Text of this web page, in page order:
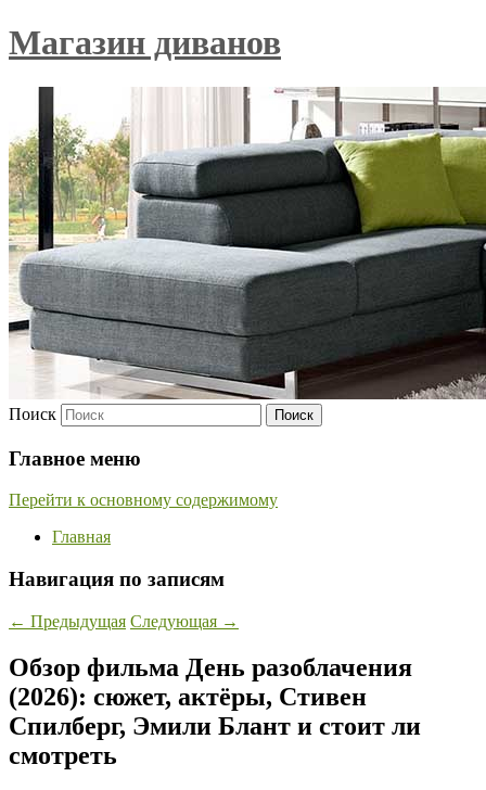
Магазин диванов
Поиск
Главное меню
Перейти к основному содержимому
Главная
Навигация по записям
← Предыдущая Следующая →
Обзор фильма День разоблачения
(2026): сюжет, актёры, Стивен
Спилберг, Эмили Блант и стоит ли
смотреть